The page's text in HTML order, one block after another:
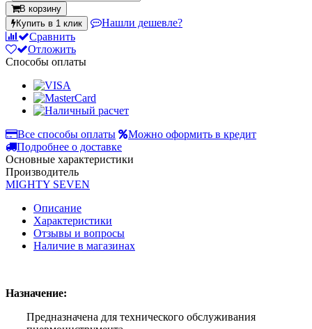
В корзину
Купить в 1 клик
Нашли дешевле?
Сравнить
Отложить
Способы оплаты
Все способы оплаты
Можно оформить в кредит
Подробнее о доставке
Основные характеристики
Производитель
MIGHTY SEVEN
Описание
Характеристики
Отзывы и вопросы
Наличие в магазинах
Назначение:
Предназначена для технического обслуживания